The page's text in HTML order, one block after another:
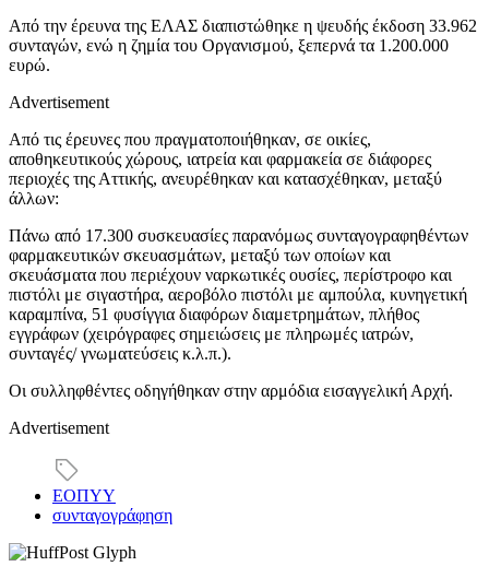
Από την έρευνα της ΕΛΑΣ διαπιστώθηκε η ψευδής έκδοση 33.962
συνταγών, ενώ η ζημία του Οργανισμού, ξεπερνά τα 1.200.000
ευρώ.
Advertisement
Από τις έρευνες που πραγματοποιήθηκαν, σε οικίες,
αποθηκευτικούς χώρους, ιατρεία και φαρμακεία σε διάφορες
περιοχές της Αττικής, ανευρέθηκαν και κατασχέθηκαν, μεταξύ
άλλων:
Πάνω από 17.300 συσκευασίες παρανόμως συνταγογραφηθέντων
φαρμακευτικών σκευασμάτων, μεταξύ των οποίων και
σκευάσματα που περιέχουν ναρκωτικές ουσίες, περίστροφο και
πιστόλι με σιγαστήρα, αεροβόλο πιστόλι με αμπούλα, κυνηγετική
καραμπίνα, 51 φυσίγγια διαφόρων διαμετρημάτων, πλήθος
εγγράφων (χειρόγραφες σημειώσεις με πληρωμές ιατρών,
συνταγές/ γνωματεύσεις κ.λ.π.).
Οι συλληφθέντες οδηγήθηκαν στην αρμόδια εισαγγελική Αρχή.
Advertisement
ΕΟΠΥΥ
συνταγογράφηση